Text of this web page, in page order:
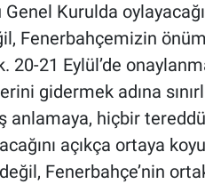
Kurulda
Fenerbahçemizin
20-21 Eylül’de
gidermek adına
anlamaya, hiçbir
açıkça ortaya
değil, Fenerbahçe’nin